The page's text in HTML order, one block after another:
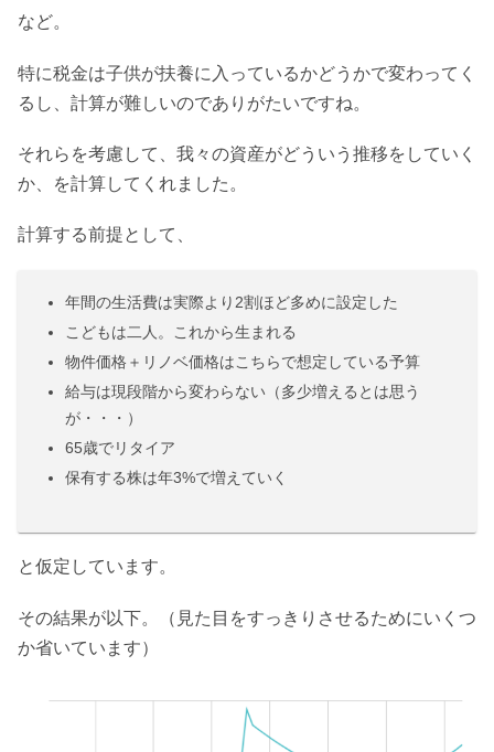
など。
特に税金は子供が扶養に入っているかどうかで変わってく
るし、計算が難しいのでありがたいですね。
それらを考慮して、我々の資産がどういう推移をしていく
か、を計算してくれました。
計算する前提として、
年間の生活費は実際より2割ほど多めに設定した
こどもは二人。これから生まれる
物件価格＋リノベ価格はこちらで想定している予算
給与は現段階から変わらない（多少増えるとは思う
が・・・）
65歳でリタイア
保有する株は年3%で増えていく
と仮定しています。
その結果が以下。（見た目をすっきりさせるためにいくつ
か省いています）